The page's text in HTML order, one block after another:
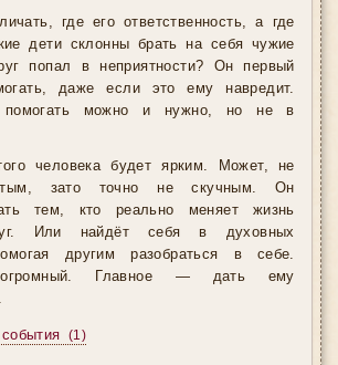
где его ответственность, а где
дети склонны брать на себя чужие
попал в неприятности? Он первый
даже если это ему навредит.
помогать можно и нужно, но не в
человека будет ярким. Может, не
зато точно не скучным. Он
тем, кто реально меняет жизнь
Или найдёт себя в духовных
другим разобраться в себе.
огромный. Главное — дать ему
(1)